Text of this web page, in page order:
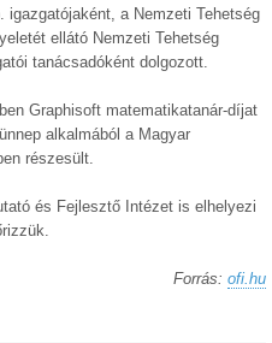
a Nemzeti Tehetség
ellátó Nemzeti Tehetség
tanácsadóként dolgozott.
Graphisoft matematikatanár-díjat
alkalmából a Magyar
részesült.
és Fejlesztő Intézet is elhelyezi
Forrás: ofi.hu